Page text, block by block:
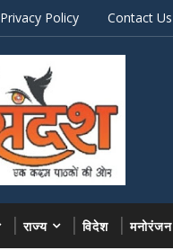
Privacy Policy Contact Us
राज्य विदेश मनोरंजन